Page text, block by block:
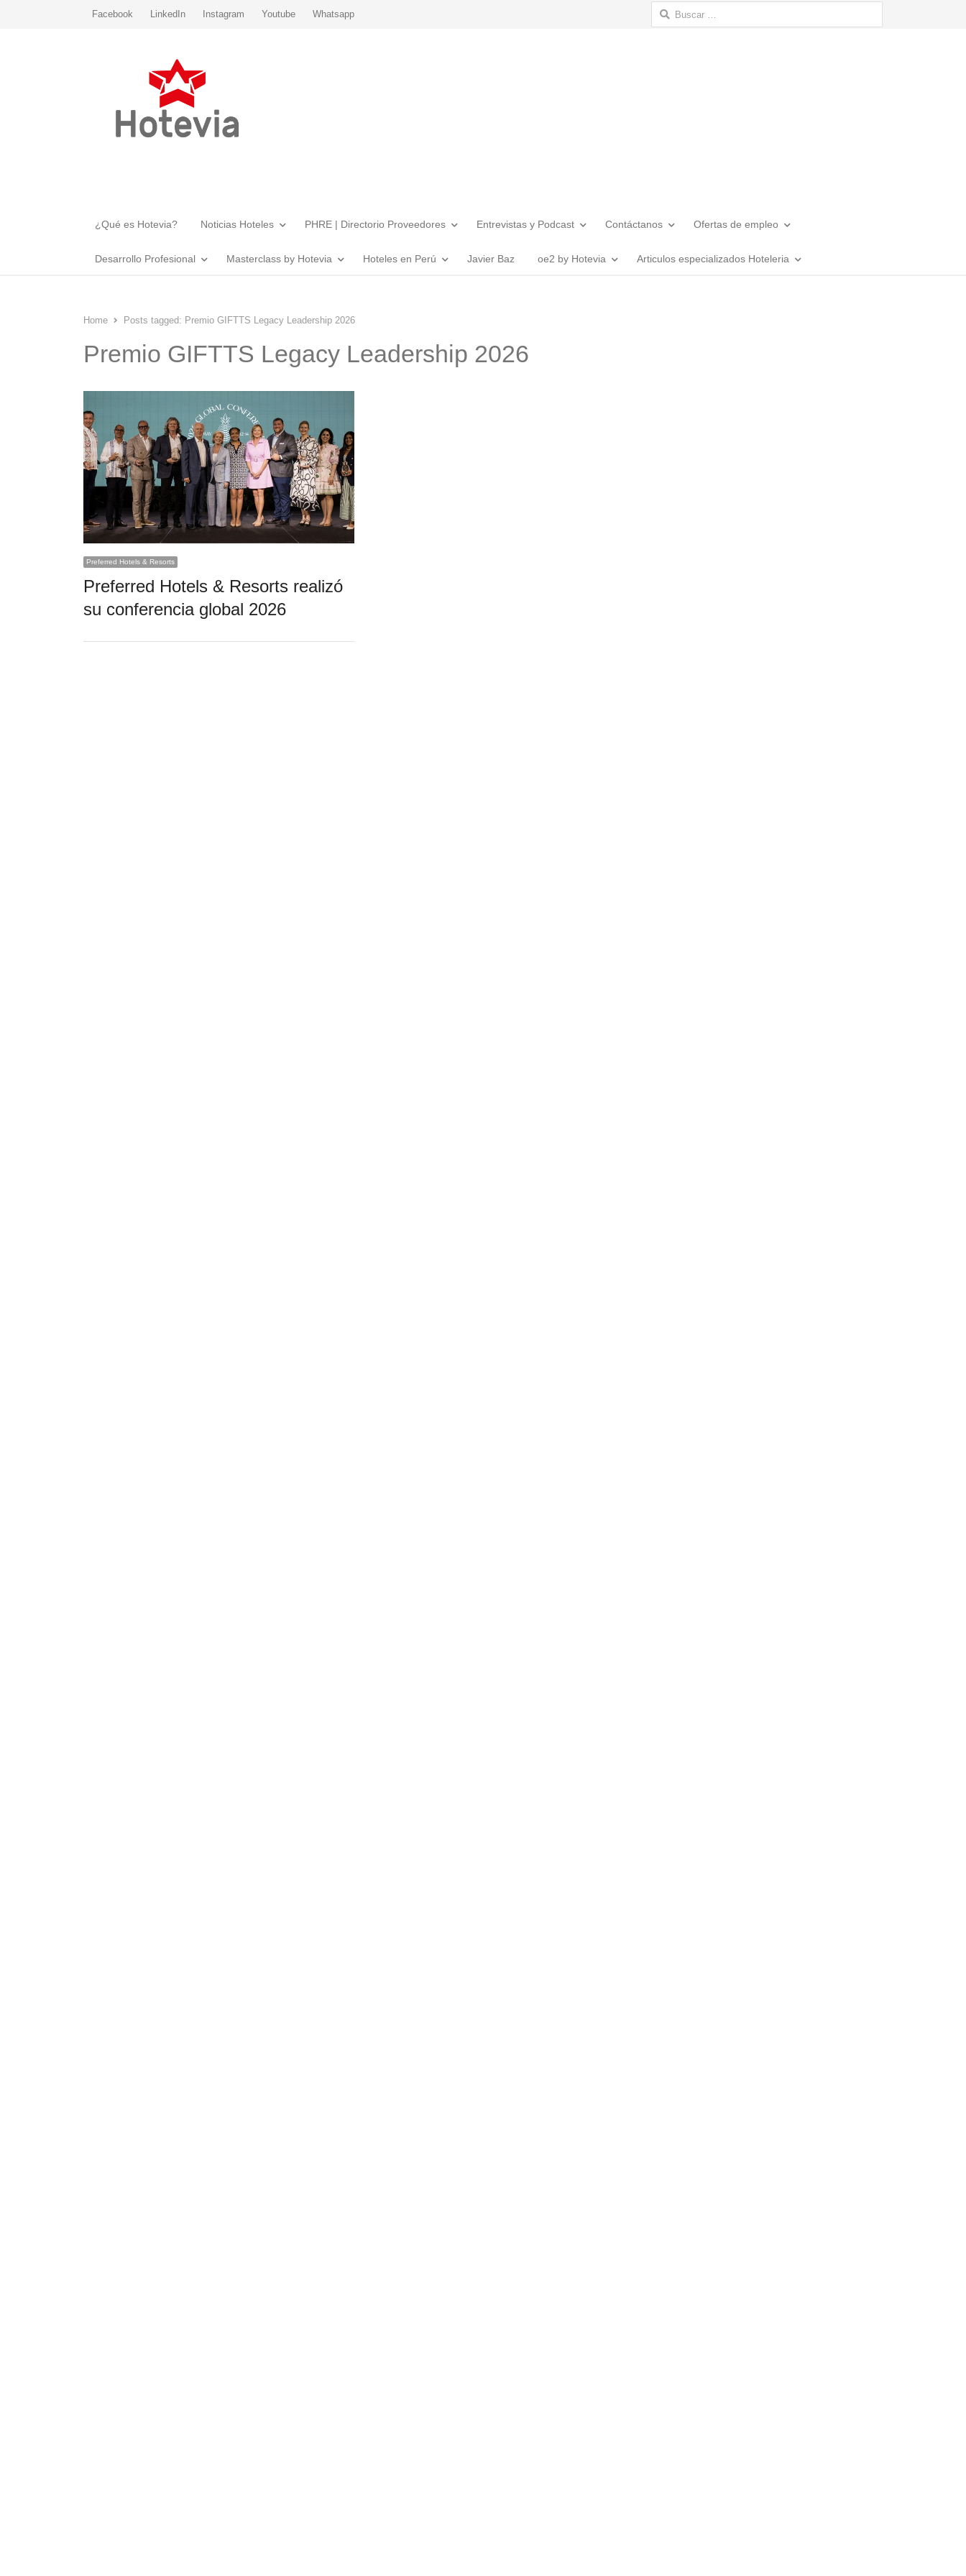
Facebook LinkedIn Instagram Youtube Whatsapp Buscar:
¿Qué es Hotevia? Noticias Hoteles PHRE | Directorio Proveedores Entrevistas y Podcast Contáctanos Ofertas de empleo
Desarrollo Profesional Masterclass by Hotevia Hoteles en Perú Javier Baz oe2 by Hotevia Articulos especializados Hoteleria
Home Posts tagged: Premio GIFTTS Legacy Leadership 2026
Premio GIFTTS Legacy Leadership 2026
Preferred Hotels & Resorts
Preferred Hotels & Resorts realizó
su conferencia global 2026